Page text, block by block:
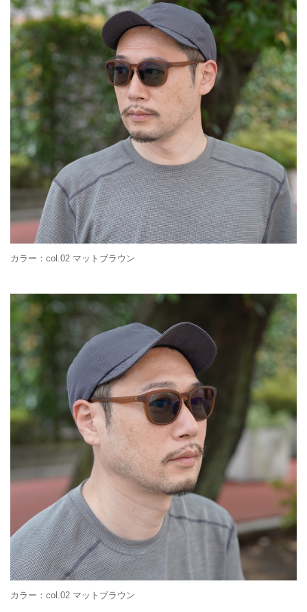
カラー：col.02 マットブラウン
カラー：col.02 マットブラウン